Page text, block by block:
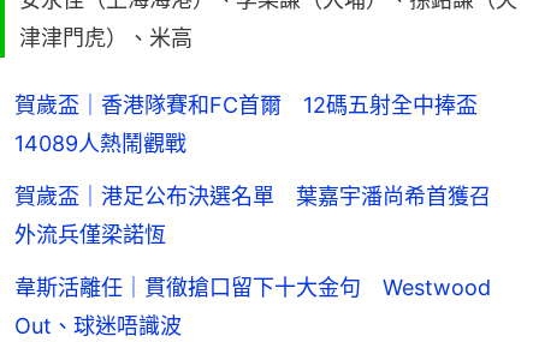
津津門虎）、米高
賀歲盃｜香港隊賽和FC首爾 12碼五射全中捧盃
14089人熱鬧觀戰
賀歲盃｜港足公布決選名單 葉嘉宇潘尚希首獲召
外流兵僅梁諾恆
韋斯活離任｜貫徹搶口留下十大金句 Westwood
Out、球迷唔識波